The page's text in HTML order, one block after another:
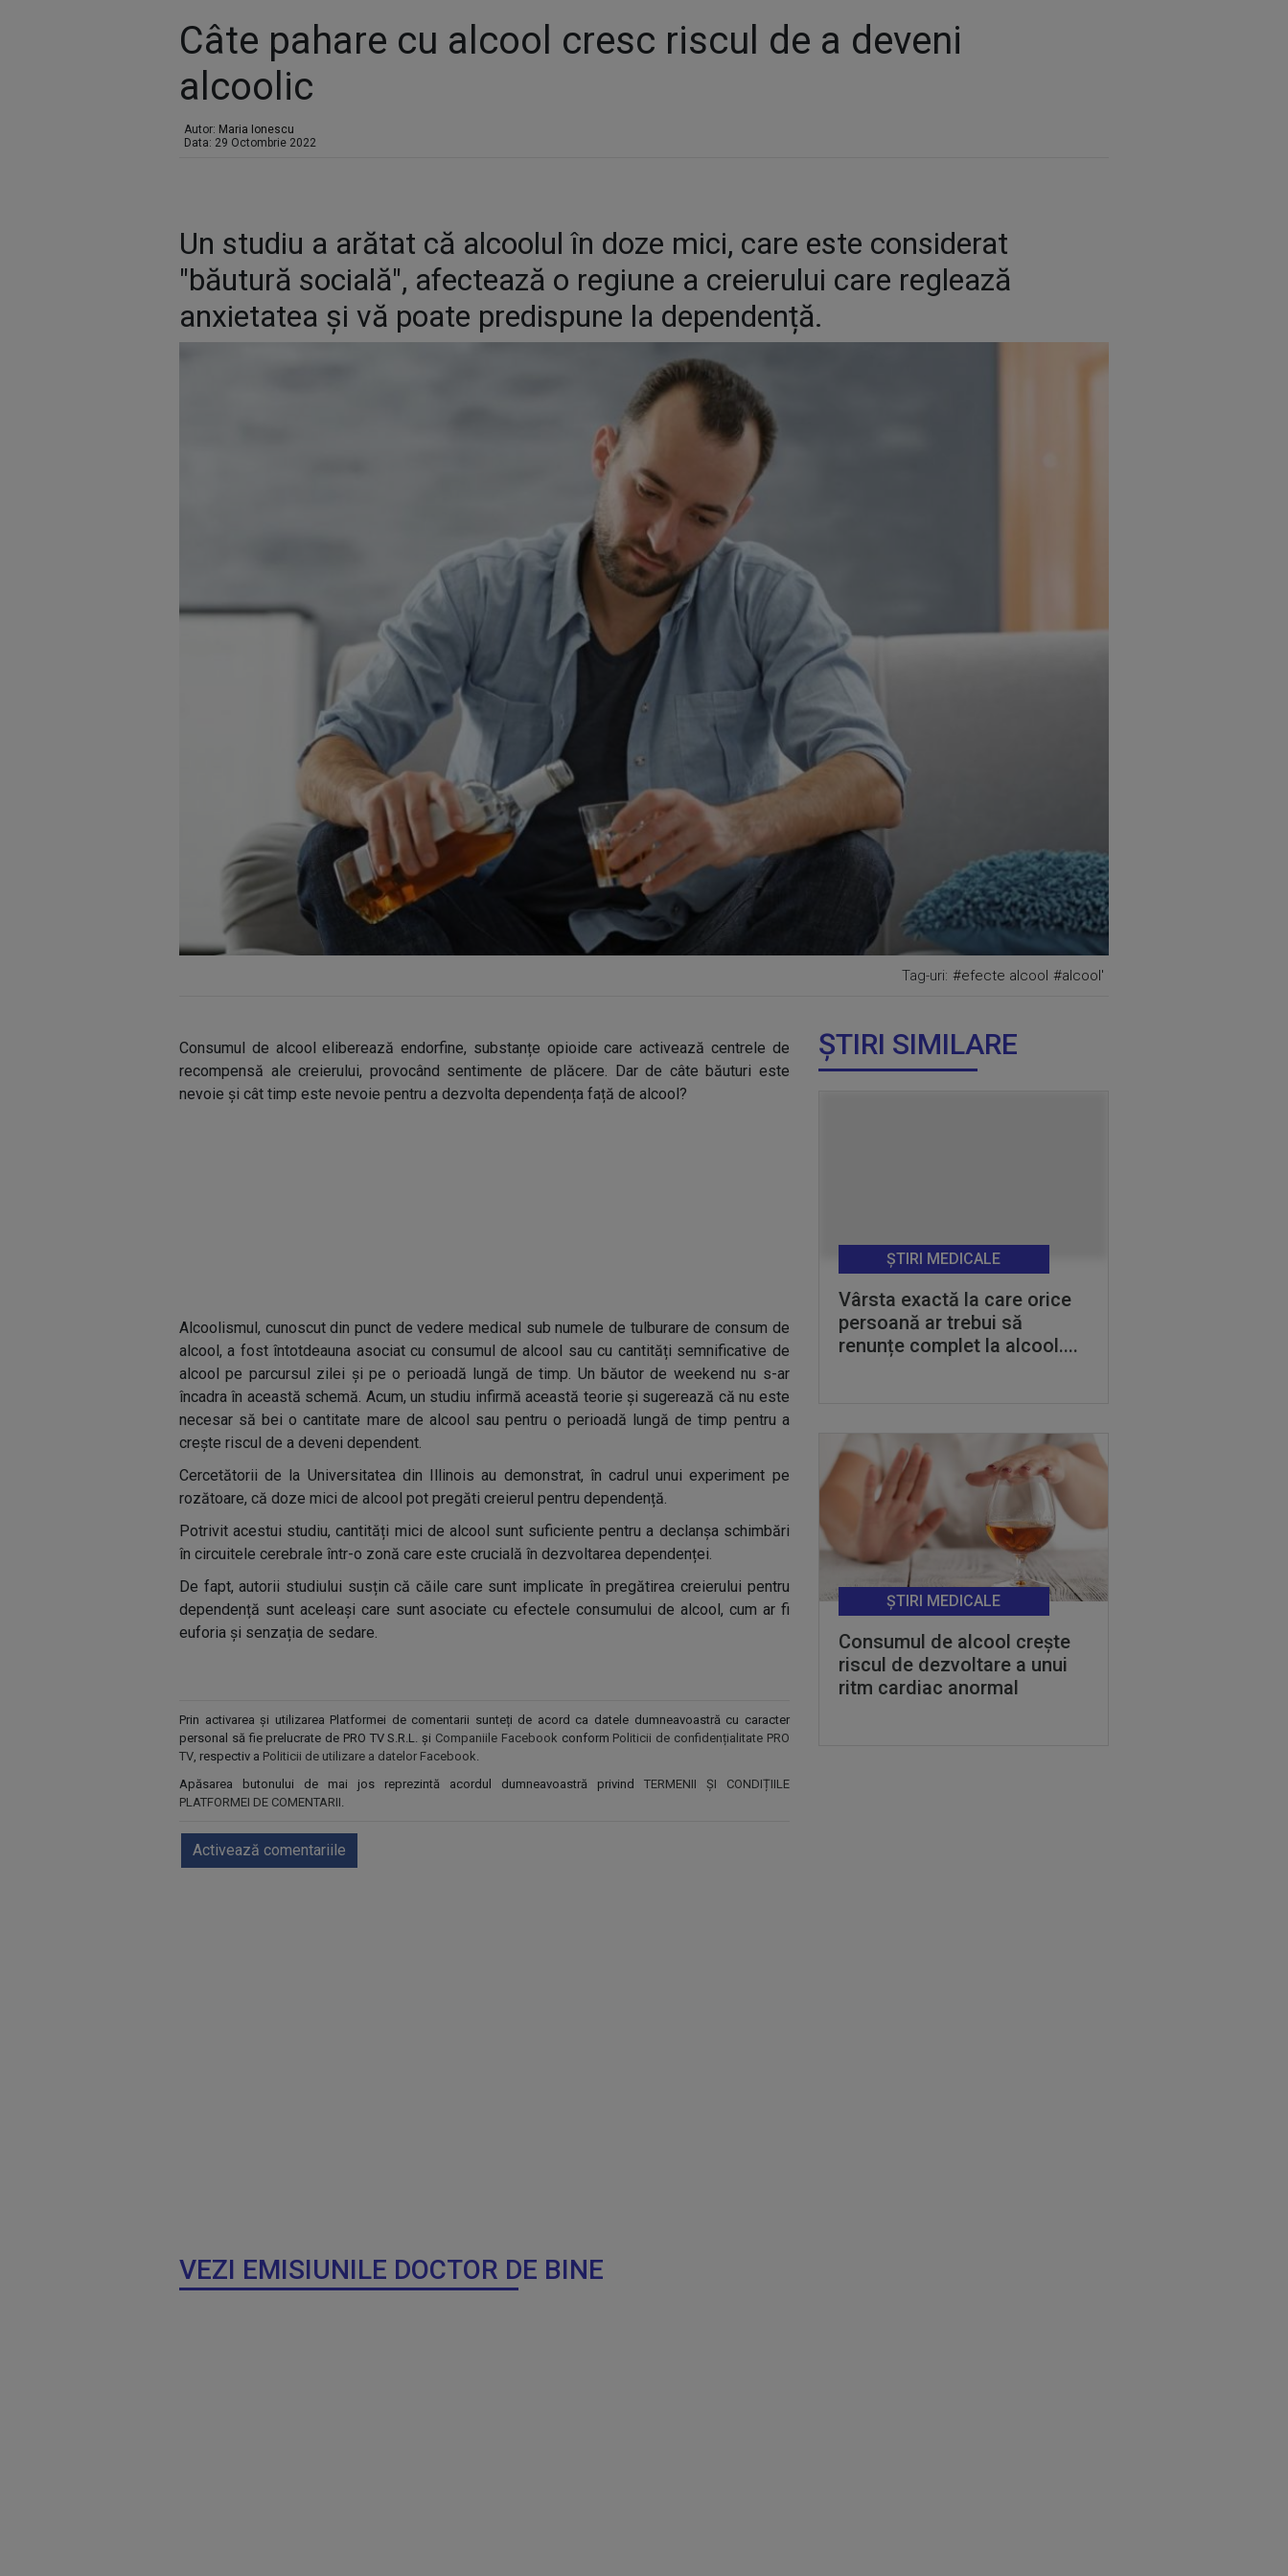
Câte pahare cu alcool cresc riscul de a deveni
alcoolic
Autor: Maria Ionescu
Data: 29 Octombrie 2022
Un studiu a arătat că alcoolul în doze mici, care este considerat
"băutură socială", afectează o regiune a creierului care reglează
anxietatea și vă poate predispune la dependență.
Tag-uri: #efecte alcool #alcool'
Consumul de alcool eliberează endorfine, substanțe opioide care activează centrele de
recompensă ale creierului, provocând sentimente de plăcere. Dar de câte băuturi este
nevoie și cât timp este nevoie pentru a dezvolta dependența față de alcool?
Alcoolismul, cunoscut din punct de vedere medical sub numele de tulburare de consum de
alcool, a fost întotdeauna asociat cu consumul de alcool sau cu cantități semnificative de
alcool pe parcursul zilei și pe o perioadă lungă de timp. Un băutor de weekend nu s-ar
încadra în această schemă. Acum, un studiu infirmă această teorie și sugerează că nu este
necesar să bei o cantitate mare de alcool sau pentru o perioadă lungă de timp pentru a
crește riscul de a deveni dependent.
Cercetătorii de la Universitatea din Illinois au demonstrat, în cadrul unui experiment pe
rozătoare, că doze mici de alcool pot pregăti creierul pentru dependență.
Potrivit acestui studiu, cantități mici de alcool sunt suficiente pentru a declanșa schimbări
în circuitele cerebrale într-o zonă care este crucială în dezvoltarea dependenței.
De fapt, autorii studiului susțin că căile care sunt implicate în pregătirea creierului pentru
dependență sunt aceleași care sunt asociate cu efectele consumului de alcool, cum ar fi
euforia și senzația de sedare.
Prin activarea și utilizarea Platformei de comentarii sunteți de acord ca datele dumneavoastră cu caracter
personal să fie prelucrate de PRO TV S.R.L. și Companiile Facebook conform Politicii de confidențialitate PRO
TV, respectiv a Politicii de utilizare a datelor Facebook.
Apăsarea butonului de mai jos reprezintă acordul dumneavoastră privind TERMENII ȘI CONDIȚIILE
PLATFORMEI DE COMENTARII.
Activează comentariile
ȘTIRI SIMILARE
Vârsta exactă la care orice
persoană ar trebui să
renunțe complet la alcool....
ȘTIRI MEDICALE
Consumul de alcool crește
riscul de dezvoltare a unui
ritm cardiac anormal
ȘTIRI MEDICALE
VEZI EMISIUNILE DOCTOR DE BINE